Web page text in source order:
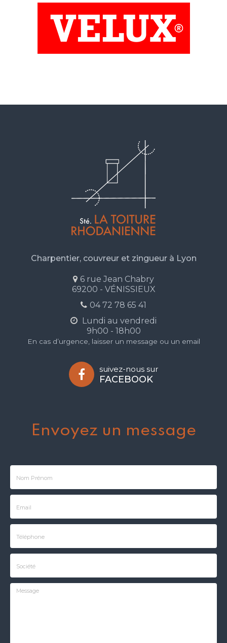
Charpentier, couvreur et zingueur à Lyon
6 rue Jean Chabry
69200 - VÉNISSIEUX
04 72 78 65 41
Lundi au vendredi
9h00 - 18h00
En cas d’urgence, laisser un message ou un email
suivez-nous sur
FACEBOOK
Envoyez un message
Nom
Prénom
*
Email
*
Tél.
*
Société